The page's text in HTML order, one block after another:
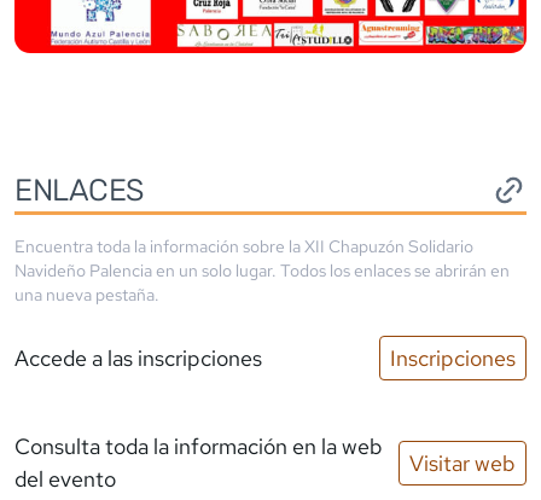
ENLACES
Encuentra toda la información sobre laXII Chapuzón Solidario
Navideño Palencia en un solo lugar. Todos los enlaces se abrirán en
una nueva pestaña.
Accede a las inscripciones Inscripciones
Consulta toda la información en la web
del evento
Visitar web